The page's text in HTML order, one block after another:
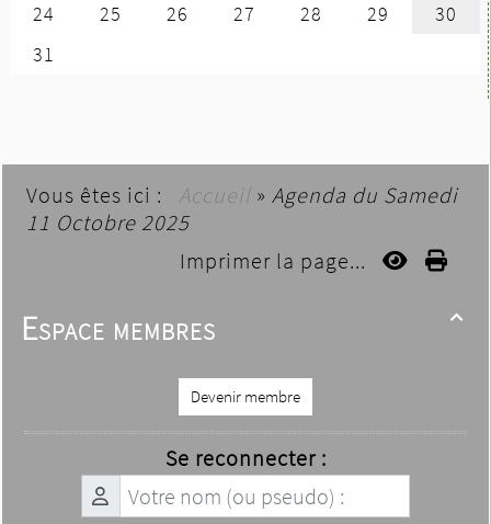
Vous êtes ici : Accueil » Agenda du Samedi
11 Octobre 2025
Imprimer la page...

Espace membres
Devenir membre
Se reconnecter :